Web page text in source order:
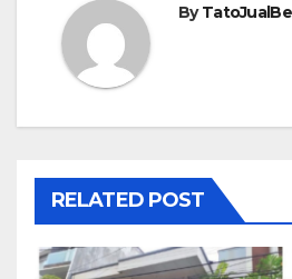
By
RELATED POST